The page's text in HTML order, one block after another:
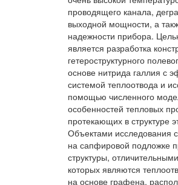
проводящего канала,
выходной мощности, а
надежности прибора.
является разработка
гетероструктурного
основе нитрида галлия с
системой теплоотвода и
помощью численного
особенностей тепловых
протекающих в структуре
Объектами исследования
на сапфировой подложке
структуры,
которых являются
на основе графена,